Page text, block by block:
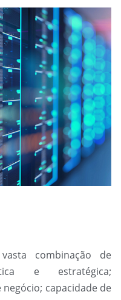
combinação de
e estratégica;
capacidade de